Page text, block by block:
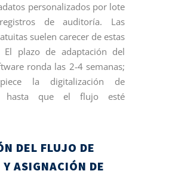
personalizados por lote
de auditoría. Las
suelen carecer de estas
El plazo de adaptación del
ronda las 2-4 semanas;
la digitalización de
hasta que el flujo esté
DEL FLUJO DE
ASIGNACIÓN DE